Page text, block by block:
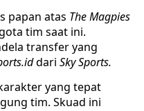
papan atas The Magpies
tim saat ini.
transfer yang
dari Sky Sports.
yang tepat
tim. Skuad ini